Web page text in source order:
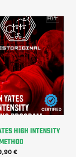
HIGH INTENSITY
€